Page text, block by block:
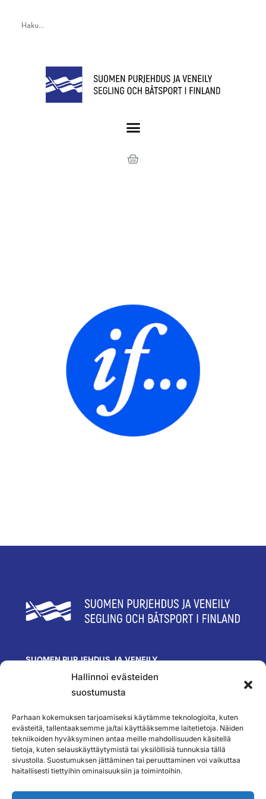
Hallinnoi evästeiden
suostumusta
Parhaan kokemuksen tarjoamiseksi käytämme teknologioita, kuten
evästeitä, tallentaaksemme ja/tai käyttääksemme laitetietoja. Näiden
tekniikoiden hyväksyminen antaa meille mahdollisuuden käsitellä
tietoja, kuten selauskäyttäytymistä tai yksilöllisiä tunnuksia tällä
sivustolla. Suostumuksen jättäminen tai peruuttaminen voi vaikuttaa
haitallisesti tiettyihin ominaisuuksiin ja toimintoihin.
SUOMEN PURJEHDUS JA VENEILY
Olympiastadion
Paavo Nurmen tie 1
toimisto@spv.fi
Yhteystiedot
SEURAA MEITÄ
TILAA UUTISKIRJEEMME